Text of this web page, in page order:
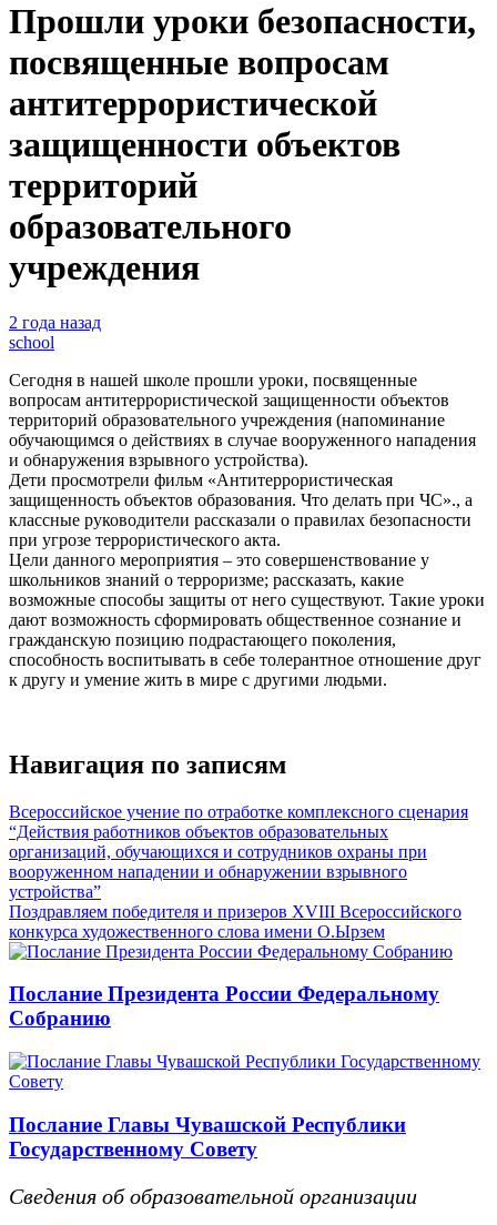
Прошли уроки безопасности,
посвященные вопросам
антитеррористической
защищенности объектов
территорий
образовательного
учреждения
2 года назад
school
Сегодня в нашей школе прошли уроки, посвященные
вопросам антитеррористической защищенности объектов
территорий образовательного учреждения (напоминание
обучающимся о действиях в случае вооруженного нападения
и обнаружения взрывного устройства).
Дети просмотрели фильм «Антитеррористическая
защищенность объектов образования. Что делать при ЧС»., а
классные руководители рассказали о правилах безопасности
при угрозе террористического акта.
Цели данного мероприятия – это совершенствование у
школьников знаний о терроризме; рассказать, какие
возможные способы защиты от него существуют. Такие уроки
дают возможность сформировать общественное сознание и
гражданскую позицию подрастающего поколения,
способность воспитывать в себе толерантное отношение друг
к другу и умение жить в мире с другими людьми.
Навигация по записям
Всероссийское учение по отработке комплексного сценария
“Действия работников объектов образовательных
организаций, обучающихся и сотрудников охраны при
вооруженном нападении и обнаружении взрывного
устройства”
Поздравляем победителя и призеров ХVIII Всероссийского
конкурса художественного слова имени О.Ырзем
Послание Президента России Федеральному
Собранию
Послание Главы Чувашской Республики
Государственному Совету
Сведения об образовательной организации